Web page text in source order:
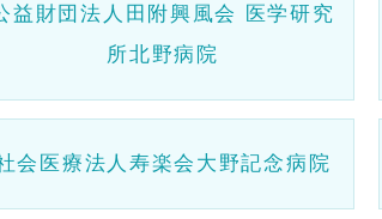
益財団法人田附興風会 医学研究
所北野病院
会医療法人寿楽会大野記念病院